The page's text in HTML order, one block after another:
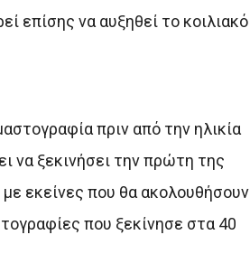
επίσης να αυξηθεί το κοιλιακό
πριν από την ηλικία
να ξεκινήσει την πρώτη της
εκείνες που θα ακολουθήσουν
που ξεκίνησε στα 40